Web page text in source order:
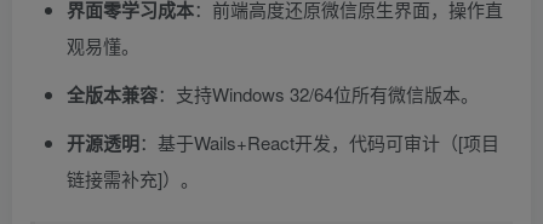
界面零学习成本​：前端高度还原微信原生界面，操作直
观易懂。
全版本兼容​：支持Windows 32/64位所有微信版本。
开源透明​：基于Wails+React开发，代码可审计（[项目
链接需补充]）。